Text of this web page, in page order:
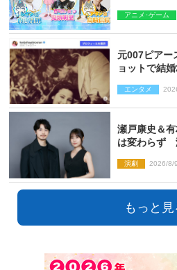
アニメ･ゲーム
元007ピアー
ョットで結
エンタメ
瀬戸康史＆
は変わらず
演劇 2026/8/
もっと見